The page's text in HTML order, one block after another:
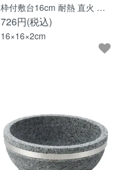
枠付敷台16cm 耐熱 直火 …
726円(税込)
16×16×2cm